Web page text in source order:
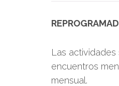
Las
encuentros
mensual.